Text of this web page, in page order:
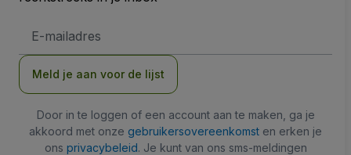
mailadres
Meld je aan voor de lijst
Door in te loggen of een account aan te maken, ga je
akkoord met onze gebruikersovereenkomst en erken je
ons privacybeleid. Je kunt van ons sms-meldingen